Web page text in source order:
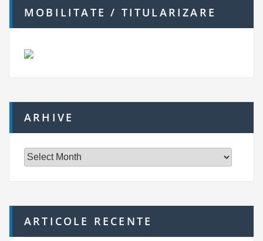
MOBILITATE / TITULARIZARE
ARHIVE
e
ARTICOLE RECENTE